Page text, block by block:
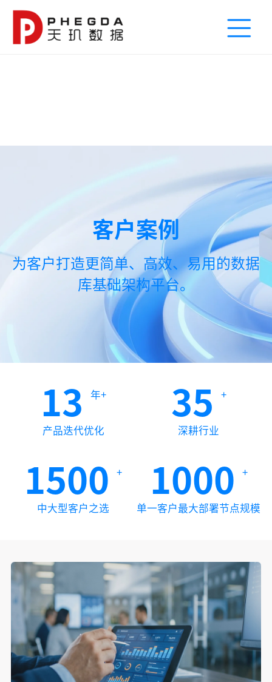
客户案例
为客户打造更简单、高效、易用的数据
库基础架构平台。
13 年+
产品迭代优化
35 +
深耕行业
1500 +
中大型客户之选
1000 +
单一客户最大部署节点规模